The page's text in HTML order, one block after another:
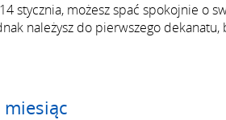
stycznia, możesz spać spokojnie o
należysz do pierwszego
miesiąc